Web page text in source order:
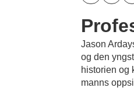
Jason
og den
historien og
manns